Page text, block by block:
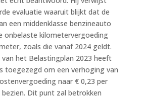
evaluatie waaruit blijkt dat de
een middenklasse benzineauto
onbelaste kilometervergoeding
zoals die vanaf 2024 geldt.
van het Belastingplan 2023 heeft
toegezegd om een verhoging van
naar € 0,23 per
Dit punt zal betrokken